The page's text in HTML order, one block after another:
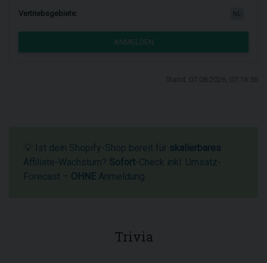
Vertriebsgebiete:
ANMELDEN
💡 Ist dein Shopify-Shop bereit für skalierbares
Affiliate-Wachstum? Sofort-Check inkl. Umsatz-
Forecast – OHNE Anmeldung.
Trivia